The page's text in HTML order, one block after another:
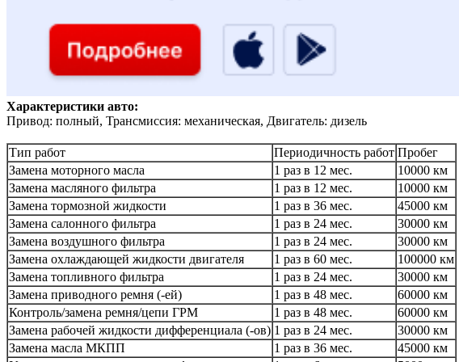
Характеристики авто:
Привод: полный, Трансмиссия: механическая, Двигатель: дизель
Тип работ Периодичность работ Пробег
Замена моторного масла
1 раз в 12 мес.
10000 км
Замена масляного фильтра
1 раз в 12 мес.
10000 км
Замена тормозной жидкости
1 раз в 36 мес.
45000 км
Замена салонного фильтра
1 раз в 24 мес.
30000 км
Замена воздушного фильтра
1 раз в 24 мес.
30000 км
Замена охлаждающей жидкости двигателя
1 раз в 60 мес.
100000 км
Замена топливного фильтра
1 раз в 24 мес.
30000 км
Замена приводного ремня (-ей)
1 раз в 48 мес.
60000 км
Контроль/замена ремня/цепи ГРМ
1 раз в 48 мес.
60000 км
Замена рабочей жидкости дифференциала (-ов) 1 раз в 24 мес.
30000 км
Замена масла МКПП
1 раз в 36 мес.
45000 км